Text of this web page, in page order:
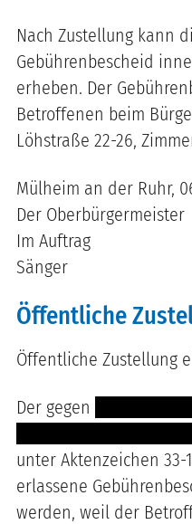
Nach Zustellung kann
Gebührenbescheid
erheben. Der
Betroffenen beim
Löhstraße 22-26,
Mülheim an der Ruhr,
Der Oberbürgermeister
Im Auftrag
Sänger
Öffentliche
Öffentliche Zustellung
Der gegen
unter Aktenzeichen 33-
erlassene
werden, weil der